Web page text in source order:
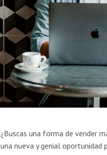
¿Buscas una forma de vender
una nueva y genial